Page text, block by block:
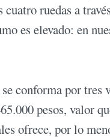
ruedas a
es elevado: en
conforma por
pesos, valor
ofrece, por lo